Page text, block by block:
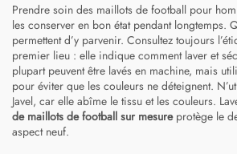
Prendre soin des maillots de football pour
les conserver en bon état pendant longtemps.
permettent d’y parvenir. Consultez toujours
premier lieu : elle indique comment laver et
plupart peuvent être lavés en machine, mais
pour éviter que les couleurs ne déteignent.
Javel, car elle abîme le tissu et les couleurs.
de maillots de football sur mesure protège le
aspect neuf.